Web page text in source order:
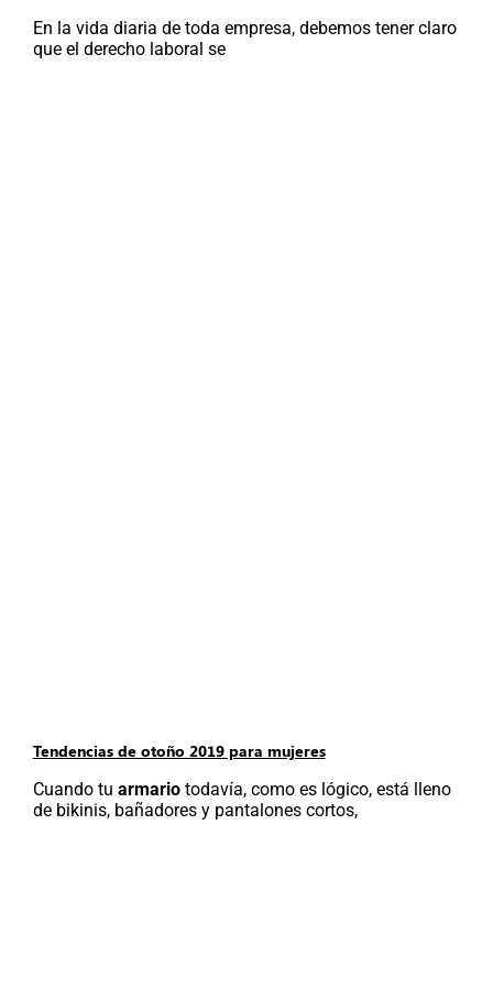
En la vida diaria de toda empresa, debemos tener claro
que el derecho laboral se
Tendencias de otoño 2019 para mujeres
Cuando tu armario todavía, como es lógico, está lleno
de bikinis, bañadores y pantalones cortos,